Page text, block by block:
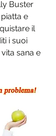
Buster
e
il
i suoi
sana e